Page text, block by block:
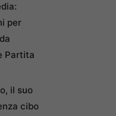
per
Partita
il suo
cibo